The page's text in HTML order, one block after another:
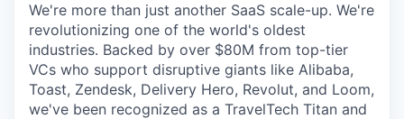
We're more than just another SaaS scale-up. We're
revolutionizing one of the world's oldest
industries. Backed by over $80M from top-tier
VCs who support disruptive giants like Alibaba,
Toast, Zendesk, Delivery Hero, Revolut, and Loom,
we've been recognized as a TravelTech Titan and